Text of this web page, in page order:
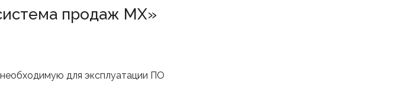
продаж MX»
для эксплуатации ПО